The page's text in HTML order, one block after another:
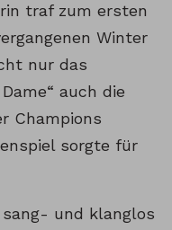
traf zum ersten
Winter
nur das
auch die
Champions
sorgte für
sang- und klanglos